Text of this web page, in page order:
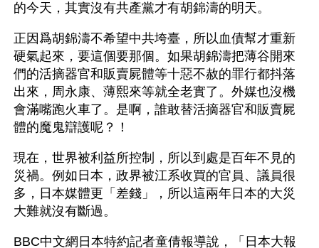
的今天，其實沒有共產黨才有胡錦濤的明天。
正因爲胡錦濤不希望中共垮臺，所以血債幫才重新
硬氣起來，要這個要那個。如果胡錦濤把薄谷開來
們的活摘器官和販賣屍體等十惡不赦的罪行都抖落
出來，周永康、薄熙來等就全老實了。外媒也沒機
會滿嘴跑火車了。是啊，誰敢替活摘器官和販賣屍
體的魔鬼辯護呢？！
現在，世界被利益所控制，所以到處是百年不見的
災禍。例如日本，政界被江系收買的官員、議員很
多，日本媒體更「差錢」，所以這兩年日本的大災
大難就沒有斷過。
BBC中文網日本特約記者童倩報導說，「日本大報